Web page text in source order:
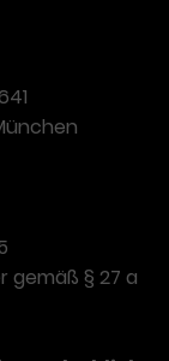
gemäß § 27 a